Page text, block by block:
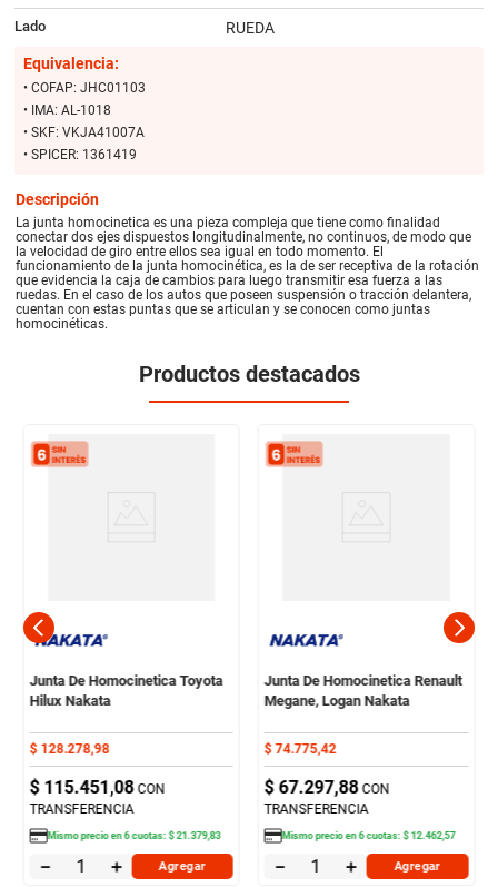
Lado
RUEDA
Equivalencia:
• COFAP: JHC01103
• IMA: AL-1018
• SKF: VKJA41007A
• SPICER: 1361419
Descripción
La junta homocinetica es una pieza compleja que tiene como finalidad
conectar dos ejes dispuestos longitudinalmente, no continuos, de modo que
la velocidad de giro entre ellos sea igual en todo momento. El
funcionamiento de la junta homocinética, es la de ser receptiva de la rotación
que evidencia la caja de cambios para luego transmitir esa fuerza a las
ruedas. En el caso de los autos que poseen suspensión o tracción delantera,
cuentan con estas puntas que se articulan y se conocen como juntas
homocinéticas.
Productos destacados
Junta De Homocinetica Toyota
Hilux Nakata
$ 128.278,98
$ 115.451,08 CON
TRANSFERENCIA
Mismo precio en6cuotas:$ 21 .379,83
＋
－ Agregar
Junta De Homocinetica Renault
Megane, Logan Nakata
$ 74.775,42
$ 67.297,88 CON
TRANSFERENCIA
Mismo precio en6cuotas:$ 12.462,57
＋
－ Agregar